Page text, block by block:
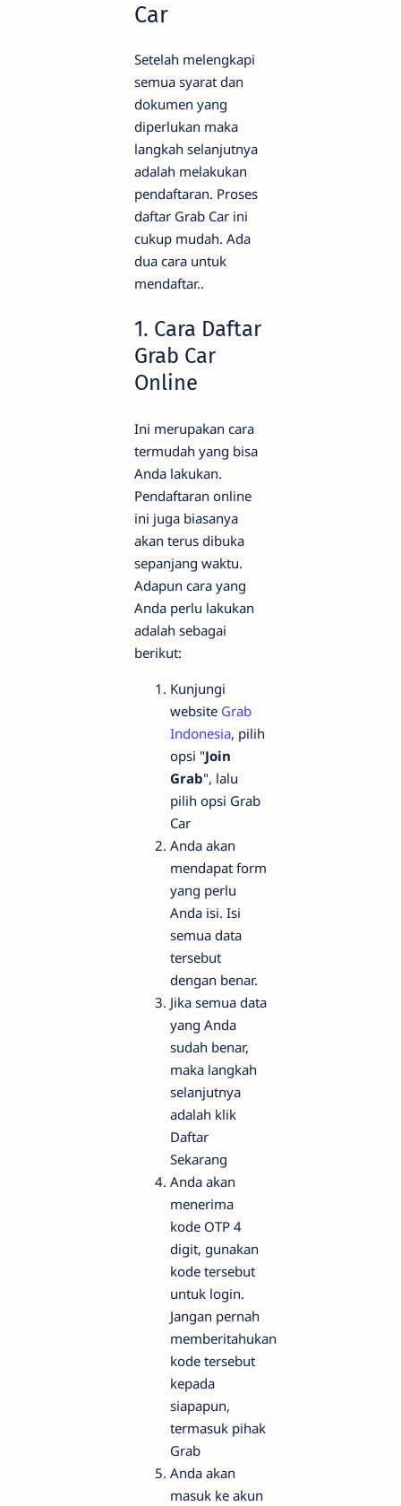
Car
Setelah melengkapi
semua syarat dan
dokumen yang
diperlukan maka
langkah selanjutnya
adalah melakukan
pendaftaran. Proses
daftar Grab Car ini
cukup mudah. Ada
dua cara untuk
mendaftar..
1. Cara Daftar
Grab Car
Online
Ini merupakan cara
termudah yang bisa
Anda lakukan.
Pendaftaran online
ini juga biasanya
akan terus dibuka
sepanjang waktu.
Adapun cara yang
Anda perlu lakukan
adalah sebagai
berikut:
Kunjungi
website Grab
Indonesia, pilih
opsi "Join
Grab", lalu
pilih opsi Grab
Car
Anda akan
mendapat form
yang perlu
Anda isi. Isi
semua data
tersebut
dengan benar.
Jika semua data
yang Anda
sudah benar,
maka langkah
selanjutnya
adalah klik
Daftar
Sekarang
Anda akan
menerima
kode OTP 4
digit, gunakan
kode tersebut
untuk login.
Jangan pernah
memberitahukan
kode tersebut
kepada
siapapun,
termasuk pihak
Grab
Anda akan
masuk ke akun